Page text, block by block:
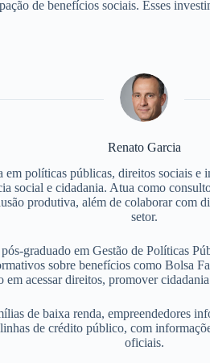
de benefícios sociais. Esses
Renato Garcia
em políticas públicas, direitos sociais e
social e cidadania. Atua como
produtiva, além de colaborar com
setor.
graduado em Gestão de Políticas
sobre benefícios como Bolsa
em acessar direitos, promover
de baixa renda, empreendedores
de crédito público, com
oficiais.